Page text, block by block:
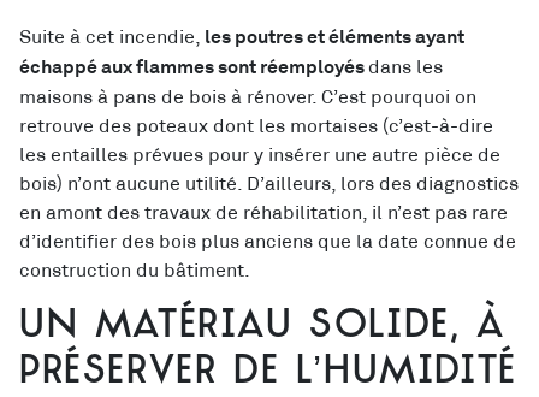
Suite à cet incendie, les poutres et éléments ayant
échappé aux flammes sont réemployés dans les
maisons à pans de bois à rénover. C’est pourquoi on
retrouve des poteaux dont les mortaises (c’est-à-dire
les entailles prévues pour y insérer une autre pièce de
bois) n’ont aucune utilité. D’ailleurs, lors des diagnostics
en amont des travaux de réhabilitation, il n’est pas rare
d’identifier des bois plus anciens que la date connue de
construction du bâtiment.
Un matériau solide, à
préserver de l’humidité